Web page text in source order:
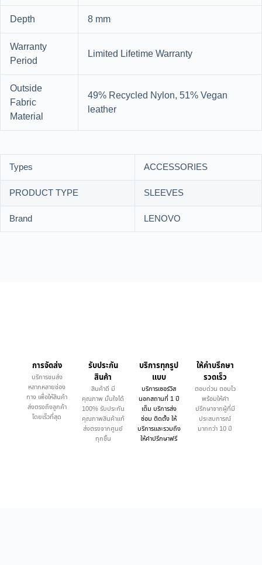
Depth
8 mm
Warranty
Period
Limited Lifetime Warranty
Outside
Fabric
Material
49% Recycled Nylon, 51% Vegan
leather
Types
ACCESSORIES
PRODUCT TYPE
SLEEVES
Brand
LENOVO
การจัดส่ง
บริการขนส่ง
หลากหลายช่อง
ทาง เพื่อให้สินค้า
ส่งตรงถึงลูกค้า
โดยเร็วที่สุด
รับประกัน
สินค้า
สินค้าดี มี
คุณภาพ มั่นใจได้
100% รับประกัน
คุณภาพสินค้าแท้
ส่งตรงจากศูนย์
ทุกชิ้น
บริการทุกรูป
แบบ
บริการเซอร์วิส
นอกสถานที่ 1 ปี
เต็ม บริการส่ง
ซ่อม ติดตั้ง ให้
บริการและรวมถึง
ให้คำปรึกษาฟรี
ให้คำบรึกษา
รวดเร็ว
ตอบด่วน ตอบไว
พร้อมให้คำ
ปรึกษาจากผู้ที่มี
ประสบการณ์
มากกว่า 10 ปี